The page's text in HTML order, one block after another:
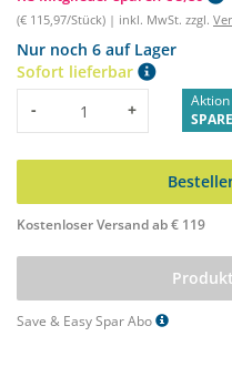
(€ 115,97/Stück) | inkl. MwSt. zzgl.
Nur noch 6 auf Lager
Sofort lieferbar
Menge
- +
Kostenloser Versand ab € 119
Save & Easy Spar Abo